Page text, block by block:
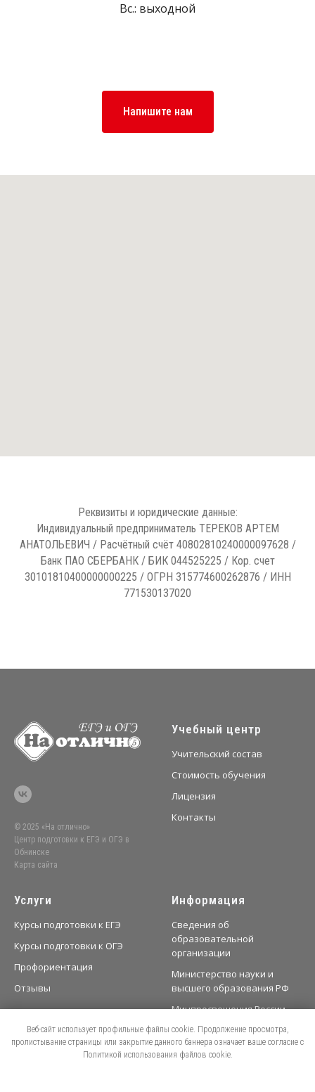
Вс.: выходной
Напишите нам
Реквизиты и юридические данные:
Индивидуальный предприниматель ТЕРЕКОВ АРТЕМ
АНАТОЛЬЕВИЧ / Расчётный счёт 40802810240000097628 /
Банк ПАО СБЕРБАНК / БИК 044525225 / Кор. счет
30101810400000000225 / ОГРН 315774600262876 / ИНН
771530137020
© 2025 «На отлично»
Центр подготовки к ЕГЭ и ОГЭ в
Обнинске
Карта сайта
Учебный центр
Учительский состав
Стоимость обучения
Лицензия
Контакты
Услуги
Курсы подготовки к ЕГЭ
Курсы подготовки к ОГЭ
Профориентация
Отзывы
Информация
Сведения об
образовательной
организации
Министерство науки и
высшего образования РФ
Минпросвещения России
Веб-сайт использует профильные файлы cookie. Продолжение просмотра,
пролистывание страницы или закрытие данного баннера означает ваше согласие с
Политикой использования файлов cookie.